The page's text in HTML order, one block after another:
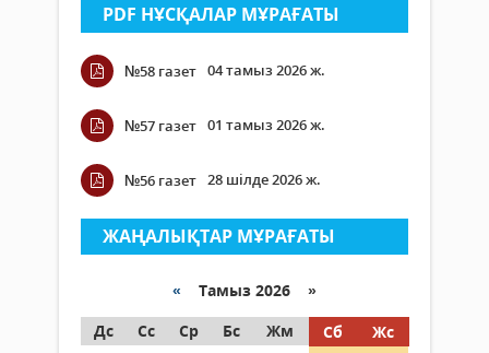
PDF НҰСҚАЛАР МҰРАҒАТЫ
№58 газет 04 тамыз 2026 ж.
№57 газет 01 тамыз 2026 ж.
№56 газет 28 шілде 2026 ж.
ЖАҢАЛЫҚТАР МҰРАҒАТЫ
« Тамыз 2026 »
Дс
Сс Ср Бс Жм Сб
Жс